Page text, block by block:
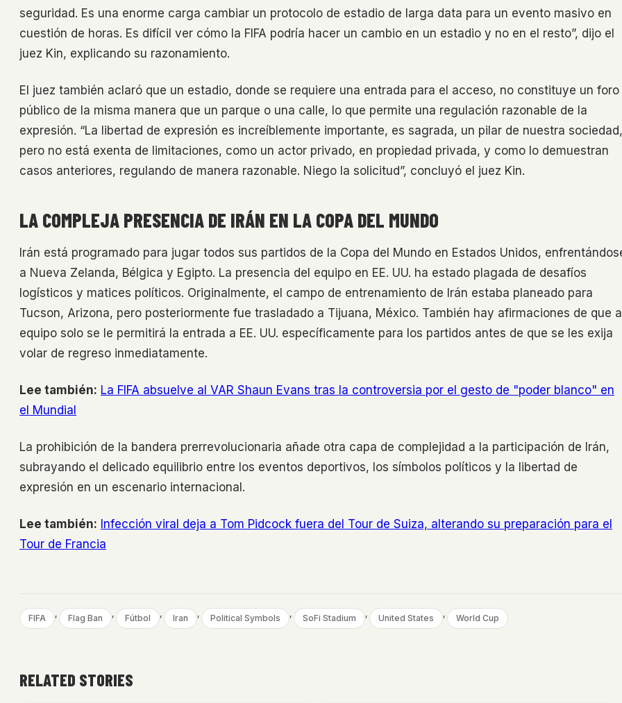
seguridad. Es una enorme carga cambiar un protocolo de estadio de larga data para un evento masivo en
cuestión de horas. Es difícil ver cómo la FIFA podría hacer un cambio en un estadio y no en el resto”, dijo el
juez Kin, explicando su razonamiento.
El juez también aclaró que un estadio, donde se requiere una entrada para el acceso, no constituye un foro
público de la misma manera que un parque o una calle, lo que permite una regulación razonable de la
expresión. “La libertad de expresión es increíblemente importante, es sagrada, un pilar de nuestra sociedad,
pero no está exenta de limitaciones, como un actor privado, en propiedad privada, y como lo demuestran
casos anteriores, regulando de manera razonable. Niego la solicitud”, concluyó el juez Kin.
LA COMPLEJA PRESENCIA DE IRÁN EN LA COPA DEL MUNDO
Irán está programado para jugar todos sus partidos de la Copa del Mundo en Estados Unidos,
a Nueva Zelanda, Bélgica y Egipto. La presencia del equipo en EE. UU. ha estado plagada de desafíos
logísticos y matices políticos. Originalmente, el campo de entrenamiento de Irán estaba planeado para
Tucson, Arizona, pero posteriormente fue trasladado a Tijuana, México. También hay afirmaciones de que
equipo solo se le permitirá la entrada a EE. UU. específicamente para los partidos antes de que se les exija
volar de regreso inmediatamente.
Lee también: La FIFA absuelve al VAR Shaun Evans tras la controversia por el gesto de "poder blanco" en
el Mundial
La prohibición de la bandera prerrevolucionaria añade otra capa de complejidad a la participación de Irán,
subrayando el delicado equilibrio entre los eventos deportivos, los símbolos políticos y la libertad de
expresión en un escenario internacional.
Lee también: Infección viral deja a Tom Pidcock fuera del Tour de Suiza, alterando su preparación para el
Tour de Francia
FIFA , Flag Ban , Fútbol , Iran , Political Symbols , SoFi Stadium , United States , World Cup
RELATED STORIES